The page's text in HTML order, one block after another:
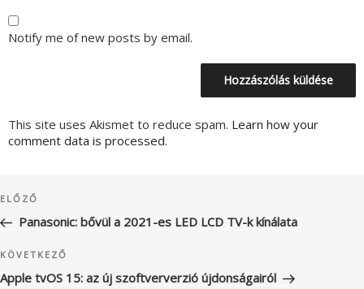
Notify me of new posts by email.
This site uses Akismet to reduce spam. Learn how your
comment data is processed.
navigáció
Korábbi
bejegyzés
ELŐZŐ
Panasonic: bővül a 2021-es LED LCD TV-k kínálata
Következő
bejegyzés
KÖVETKEZŐ
Apple tvOS 15: az új szoftververzió újdonságairól